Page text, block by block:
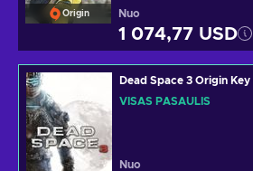
Origin Nuo
1 074,77 USD
Dead Space 3 Origin Key
VISAS PASAULIS
Nuo